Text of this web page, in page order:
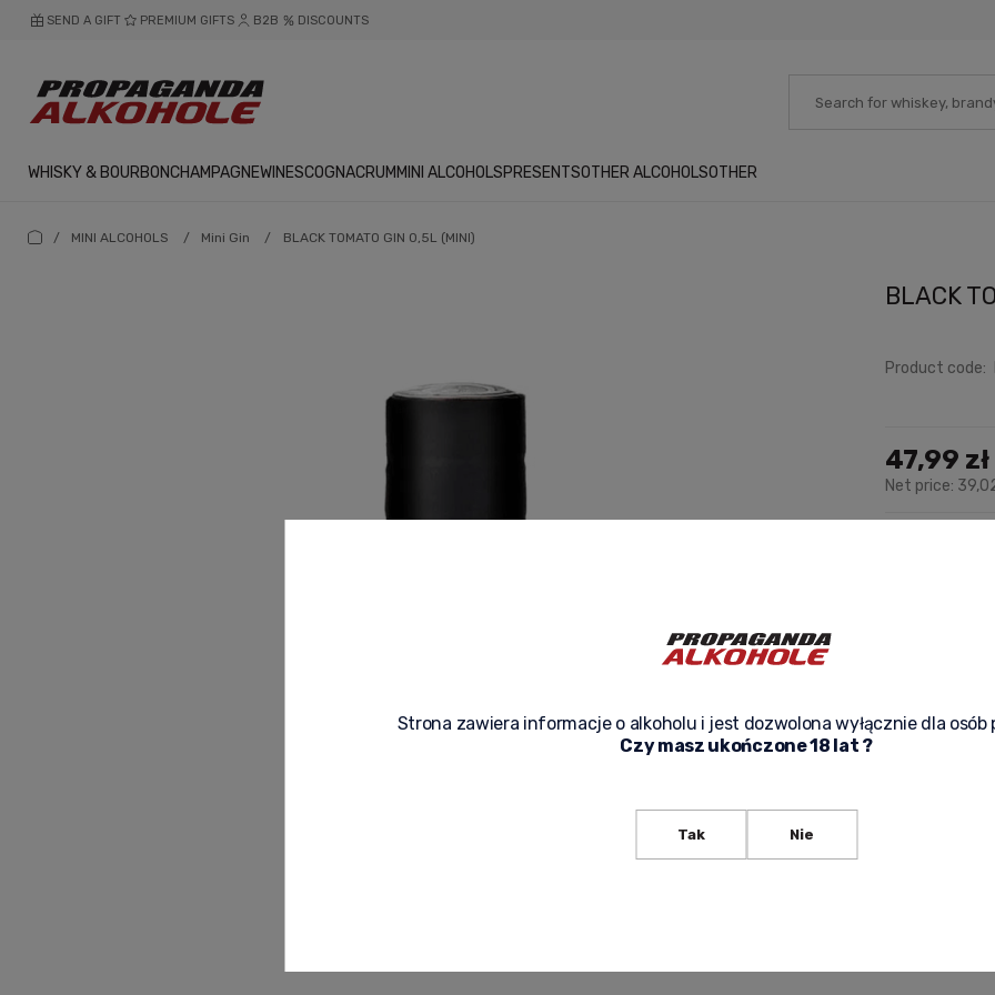
SEND A GIFT PREMIUM GIFTS B2B DISCOUNTS
WHISKY & BOURBONCHAMPAGNEWINESCOGNACRUM MINI ALCOHOLSPRESENTSOTHER ALCOHOLSOTHER
/ MINI ALCOHOLS / Mini Gin / BLACK TOMATO GIN 0,5L (MINI)
BLACK
Product code:
47,99 zł
Net price:
ask about
Strona zawiera informacje o alkoholu i jest dozwolona wyłącznie dla osób
Czy masz ukończone 18 lat ?
Tak Nie